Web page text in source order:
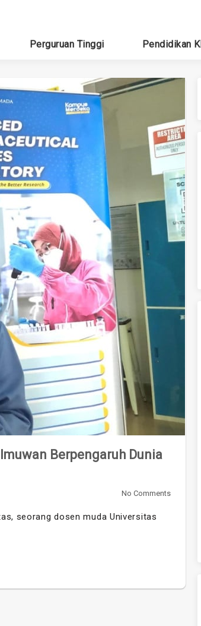
Perguruan Tinggi Pendidikan
Berpengaruh Dunia
No Comments
seorang dosen muda Universitas